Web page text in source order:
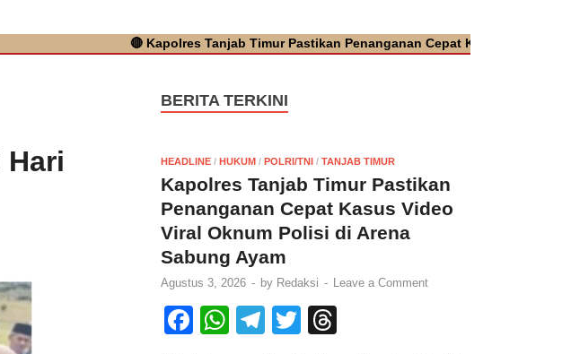
Kapolres Tanjab Timur Pastikan Penanganan Cepat Kasus Video Viral
BERITA TERKINI
HEADLINE /HUKUM /POLRI/TNI /TANJAB TIMUR
Kapolres Tanjab Timur Pastikan
Penanganan Cepat Kasus Video
Viral Oknum Polisi di Arena
Sabung Ayam
Agustus 3, 2026 - by Redaksi - Leave a Comment
F
W
T
T